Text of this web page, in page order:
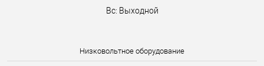
Низковольтное оборудование
Вс: Выходной